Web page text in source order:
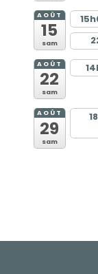
AOÛT
15
sam
AOÛT
22
sam
AOÛT
29
sam